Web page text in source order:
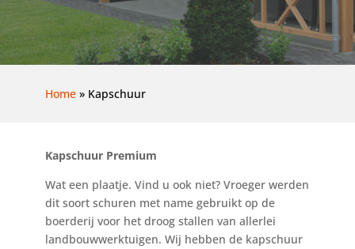
Home» Kapschuur
Kapschuur Premium
Wat een plaatje. Vind u ook niet? Vroeger werden
dit soort schuren met name gebruikt op de
boerderij voor het droog stallen van allerlei
landbouwwerktuigen. Wij hebben de kapschuur